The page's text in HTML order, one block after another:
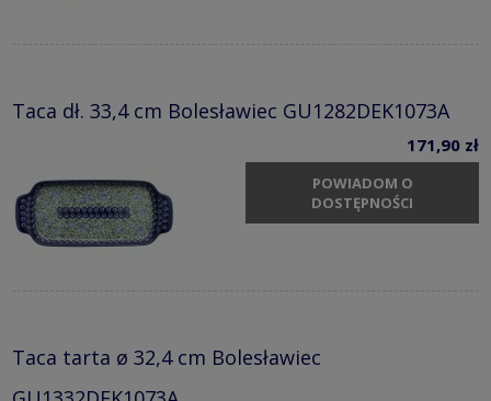
Taca dł. 33,4 cm Bolesławiec GU1282DEK1073A
171,90 zł
POWIADOM O
DOSTĘPNOŚCI
Taca tarta ø 32,4 cm Bolesławiec